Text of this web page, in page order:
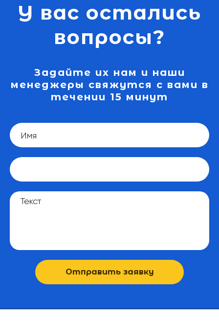
У вас остались
вопросы?
Задайте их нам и наши
менеджеры свяжутся с вами в
течении 15 минут
Отправить заявку